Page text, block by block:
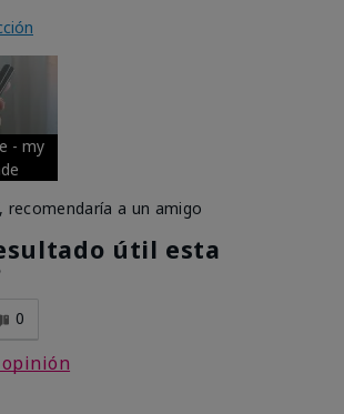
- my
recomendaría a un amigo
útil esta
0